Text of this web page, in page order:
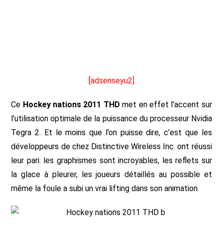
[adsenseyu2]
Ce Hockey nations 2011 THD met en effet l’accent sur
l’utilisation optimale de la puissance du processeur Nvidia
Tegra 2. Et le moins que l’on puisse dire, c’est que les
développeurs de chez Distinctive Wireless Inc. ont réussi
leur pari: les graphismes sont incroyables, les reflets sur
la glace à pleurer, les joueurs détaillés au possible et
même la foule a subi un vrai lifting dans son animation.